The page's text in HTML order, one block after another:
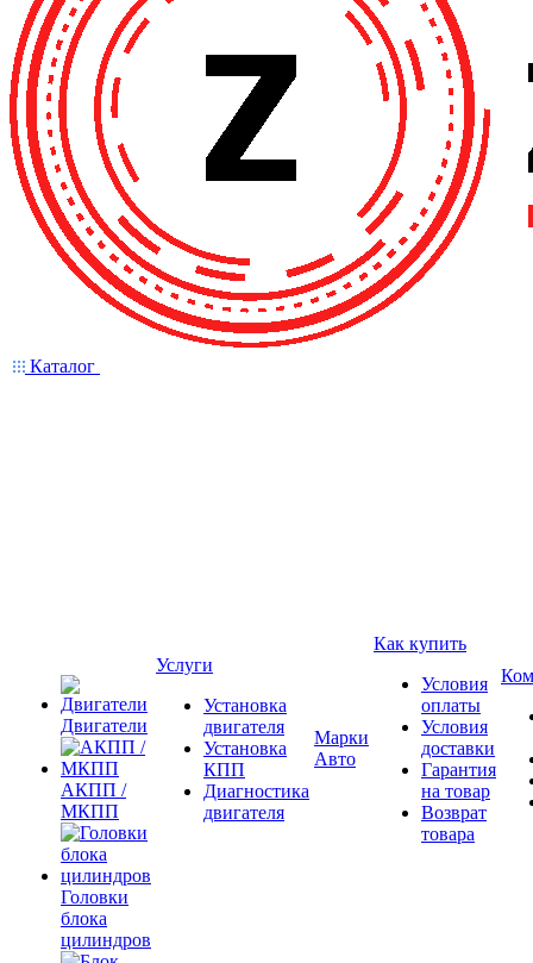
Каталог
Двигатели
АКПП /
МКПП
Головки
блока
цилиндров
Услуги
Установка
двигателя
Установка
КПП
Диагностика
двигателя
Марки
Авто
Как купить
Условия
оплаты
Условия
доставки
Гарантия
на товар
Возврат
товара